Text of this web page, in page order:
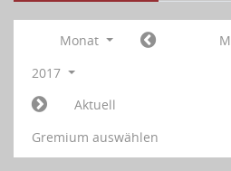
Monat
2017
Aktuell
Gremium auswählen